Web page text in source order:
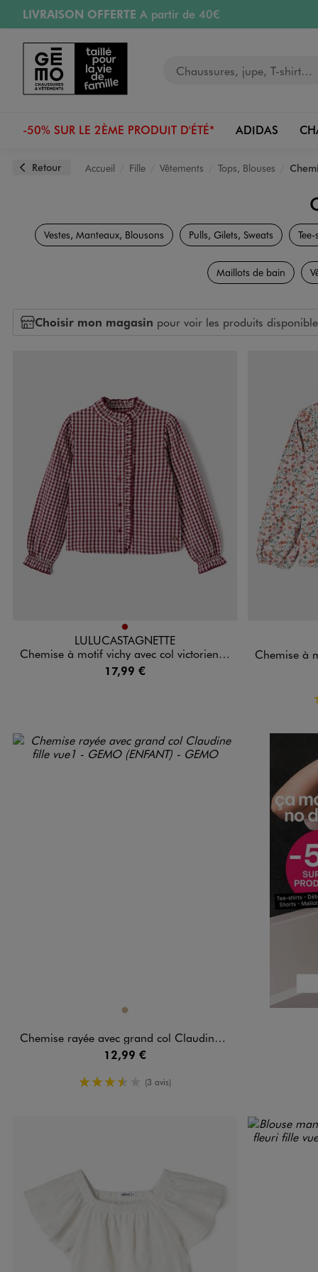
Aller au contenu principal
Aller à la navigation
LIVRAISON OFFERTE A partir de 40€
RETRAIT ET LIVRAISON OFFERTE
PAYEZ EN 3x SANS FRAIS
dès 50€
Retours OFFERTSpendant 30 jours
-50% SUR LE 2ÈME PRODUIT D'ÉTÉ* ADIDAS
Retour Accueil Fille Vêtements Tops, Blouses
Vestes, Manteaux, Blousons Pulls, Gilets, Sweats
Maillots de bain
Choisir mon magasin pour voir les produits
Disponible en 1 colorisROUGE FONCE
LULUCASTAGNETTE
Chemise à motif vichy avec col victorien fille - LuluCastagnette
17,99 €
Disponible
Chemise à
Disponible en 1 colorisOCRE
Chemise rayée avec grand col Claudine fille
12,99 €
3.5/5 de moyenne
(3 avis)